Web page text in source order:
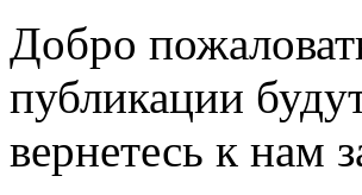
Добро
публикации
вернетесь к нам